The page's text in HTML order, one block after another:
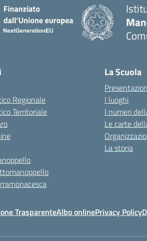
Regionale
Territoriale
La Scuola
I luoghi
I numeri
Le carte
La storia
TrasparenteAlbo onlinePrivacy Policy